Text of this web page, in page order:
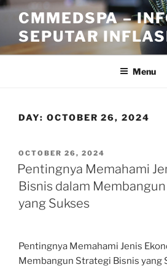
Skip
content
CMMEDSPA –
SEPUTAR
Menu
DAY: OCTOBER 26, 2024
POSTED
ON
OCTOBER 26, 2024
Pentingnya Memahami
Bisnis dalam
yang Sukses
Pentingnya Memahami Jenis
Membangun Strategi Bisnis yang